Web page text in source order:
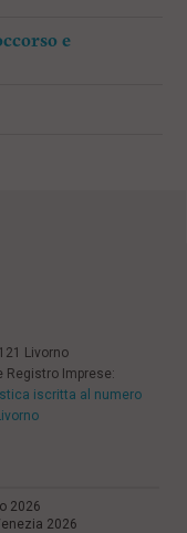
e
Livorno
Registro Imprese:
iscritta al numero
2026
2026